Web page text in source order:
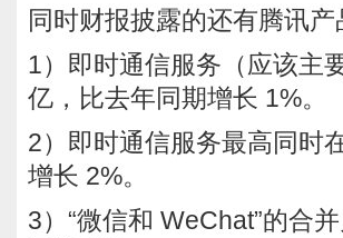
同时财报披露的还有腾讯产
1）即时通信服务（应该主
亿，比去年同期增长 1%。
2）即时通信服务最高同时
增长 2%。
3）“微信和 WeChat”的合